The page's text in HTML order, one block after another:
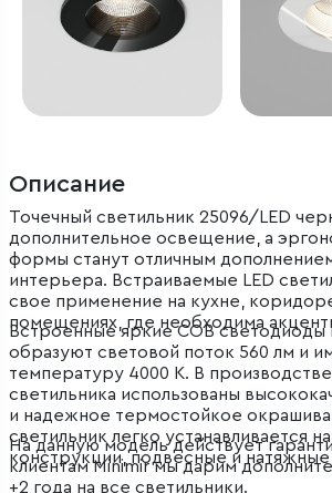
Описание
Точечный светильник 25096/LED
дополнительное освещение, а
формы станут отличным
интерьера. Встраиваемые LED
свое применение на кухне,
помещениях, где необходима
Встроенные яркие COB
образуют световой поток 560 лм и
температуру 4000 К. В
светильника использованы
и надежное термостойкое
светильник легко устанавливается
конструкции, подвесные и натяжные
На данную модель действует
клиентам Minimir мы дарим
+2 года на все светильники.